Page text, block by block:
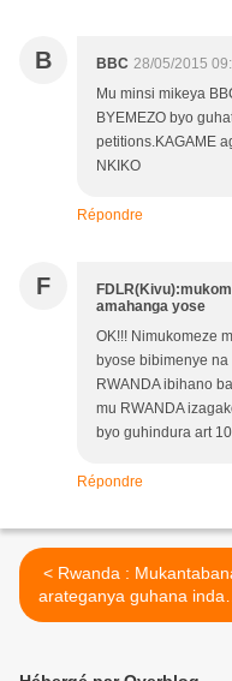
B BBC 28/05/2015
Mu minsi mikeya
BYEMEZO byo
petitions.KAGAME
NKIKO
Répondre
F
amahanga yose
OK!!! Nimukomeze
byose bibimenye na
RWANDA ibihano
mu RWANDA
byo guhindura art
Répondre
< Rwanda : Mukantabana
arateganya guhana indaya
z’impunzi z’abarindikazi